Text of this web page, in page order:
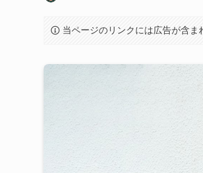
当ページのリンクには広告が含ま